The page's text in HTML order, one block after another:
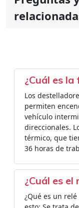
¿Cuál es
Los
permiten
vehículo
direccionales.
térmico, que
36 horas de
¿Cuál es
¿Qué es un